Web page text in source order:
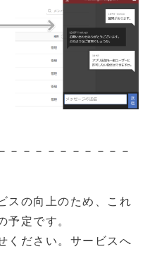
－－－－－－－－－－
スの向上のため、これ
定です。
ください。サービスへ